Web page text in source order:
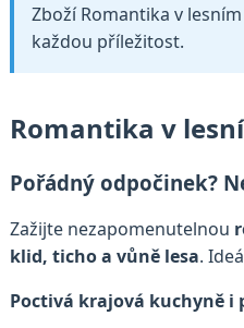
Zboží Romantika v
každou příležitost.
Romantika v
Pořádný odpočinek?
Zažijte nezapomenutelnou
klid, ticho a vůně lesa.
Poctivá krajová kuchyně i